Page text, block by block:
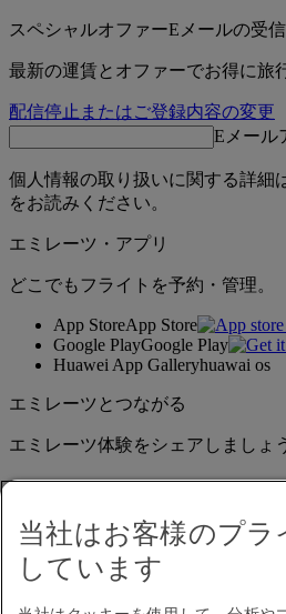
スペシャルオファーEメールの受
最新の運賃とオファーでお得に旅
配信停止またはご登録内容の変更
Eメール
個人情報の取り扱いに関する詳細
をお読みください。
エミレーツ・アプリ
どこでもフライトを予約・管理。
App StoreApp Store
Google PlayGoogle Play
Huawei App Galleryhuawai os
エミレーツとつながる
エミレーツ体験をシェアしましょ
当社はお客様のプ
しています